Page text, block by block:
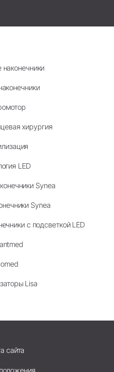
хирургия
LED
Synea
Synea
с подсветкой LED
Lisa
сайта